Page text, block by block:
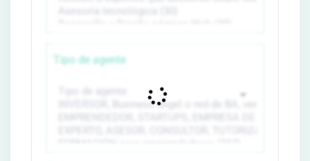
Tipo de agente